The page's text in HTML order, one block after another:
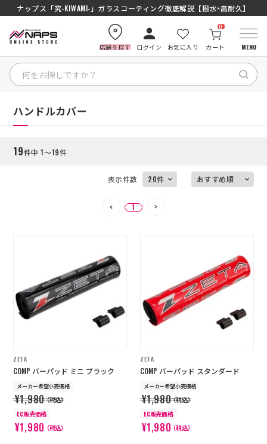
ナップス「究-KIWAMI-」ガラスコーティング徹底解説【撥水×高耐久】
SENA J30/J10を徹底比較｜コスパ最強インカムはどっち？初心者にもおすす
店舗を探す ログイン お気に入り カート
0
MENU
HOME
店舗を探す
採用情報
利用規約
商品レビュー利用規約
プライバシーポリシー
返金ポリシー
カスタマーハラスメントに対する方
針
絞り込む
HOME
ハンドルカバー
19件中 1～19件
表示件数
1
ZETA
COMP バーパッド ミニ ブラック
メーカー希望小売価格
¥1,980（税込）
EC販売価格
¥1,980（税込）
ZETA
COMP バーパッド スタンダード
メーカー希望小売価格
¥1,980（税込）
EC販売価格
¥1,980（税込）